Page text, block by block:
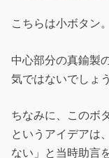
こちらは小ボタン。
中心部分の真鍮製
気ではないでしょ
ちなみに、このボ
というアイデアは
ない」と当時助言